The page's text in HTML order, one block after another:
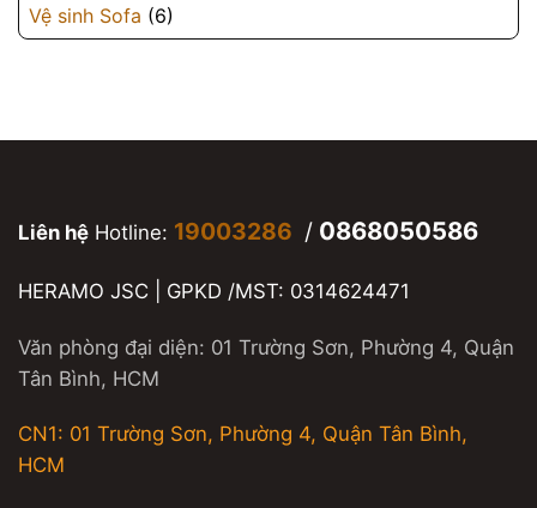
Vệ sinh Sofa (6)
Liên hệ Hotline: 19003286 / 0868050586
HERAMO JSC | GPKD /MST: 0314624471
Văn phòng đại diện: 01 Trường Sơn, Phường 4, Quận
Tân Bình, HCM
CN1: 01 Trường Sơn, Phường 4, Quận Tân Bình,
HCM